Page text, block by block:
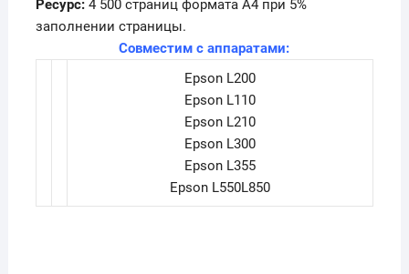
Ресурс: 4 500 страниц формата А4 при 5%
заполнении страницы.
Совместим с аппаратами:
Epson L200
Epson L110
Epson L210
Epson L300
Epson L355
Epson L550L850